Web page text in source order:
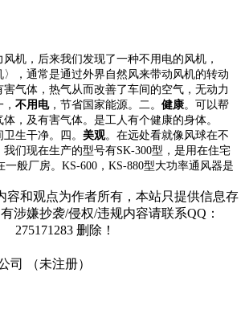
机，后来我们发现了一种不用电的风机，
〉，通常是通过外界自然风来带动风机的转动
气体，热气从而改善了车间的空气，无动力
不用电，节省国家能源。二。 健康。可以帮
，及有害气体。是工人有个健康的身体。
生干净。四。 美观。在远处看就像风球在不
们现在生产的型号有SK-300型，是用在住宅
一般厂房。 KS-600 ， KS-880型大功率通风器是
容和观点为作者所有，本站只提供信息存
涉嫌抄袭/侵权/违规内容请联系QQ：
275171283 删除！
司 （未注册）